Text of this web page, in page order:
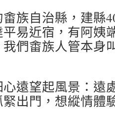
族自治縣，建縣
易近宿，有阿姨
們畬族人管本身
遠望起風景：遠
出門，想縱情體